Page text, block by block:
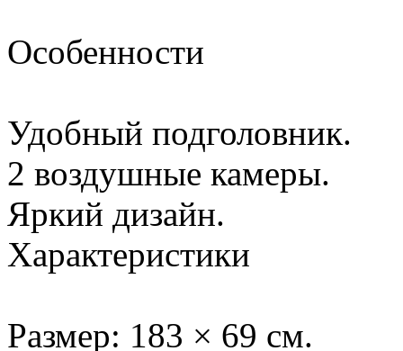
Особенности
Удобный подголовник.
2 воздушные камеры.
Яркий дизайн.
Характеристики
Размер: 183 × 69 см.